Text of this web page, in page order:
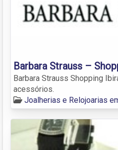
Barbara Strauss –
Barbara Strauss Shopping
acessórios.
Joalherias e Relojoarias